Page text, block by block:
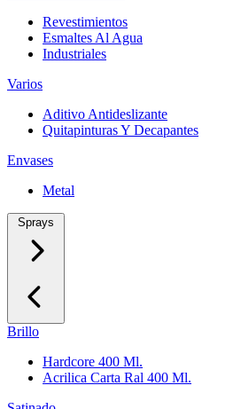
Revestimientos
Esmaltes Al Agua
Industriales
Varios
Aditivo Antideslizante
Quitapinturas Y Decapantes
Envases
Metal
Sprays
Brillo
Hardcore 400 Ml.
Acrilica Carta Ral 400 Ml.